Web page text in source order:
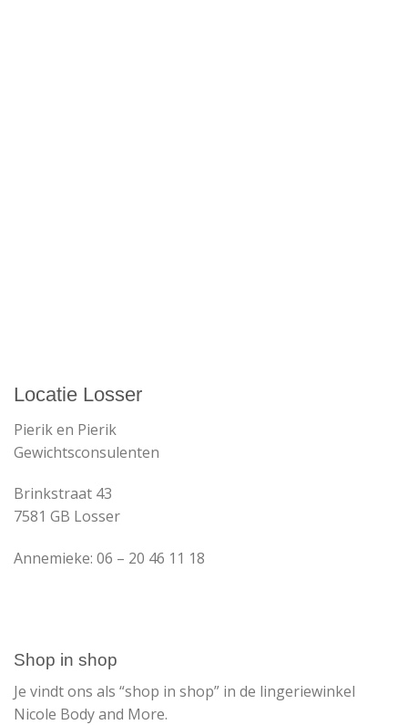
Locatie Losser
Pierik en Pierik
Gewichtsconsulenten
Brinkstraat 43
7581 GB Losser
Annemieke: 06 – 20 46 11 18
Shop in shop
Je vindt ons als “shop in shop” in de lingeriewinkel
Nicole Body and More.